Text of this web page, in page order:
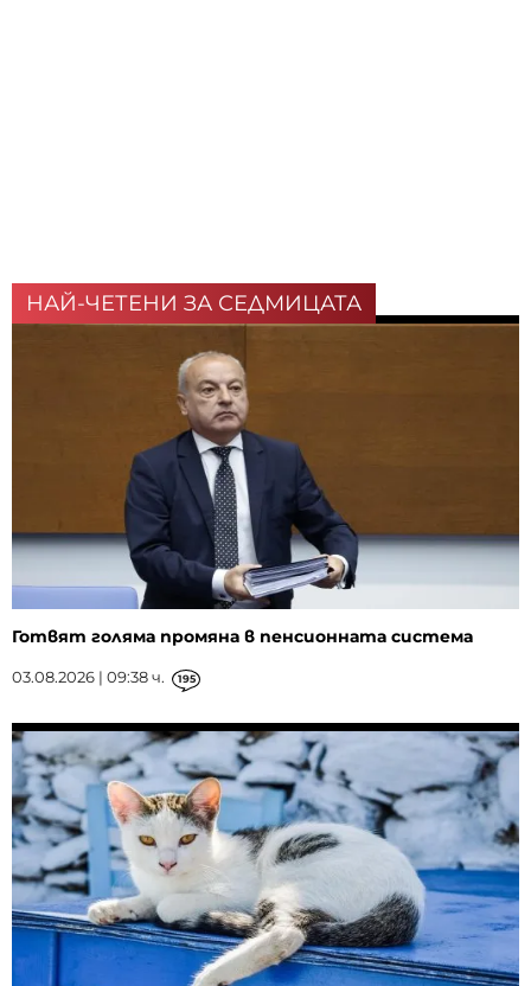
НАЙ-ЧЕТЕНИ ЗА СЕДМИЦАТА
Готвят голяма промяна в пенсионната система
03.08.2026 | 09:38 ч. 195